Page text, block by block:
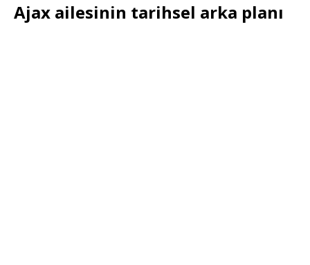
Ajax ailesinin tarihsel arka planı